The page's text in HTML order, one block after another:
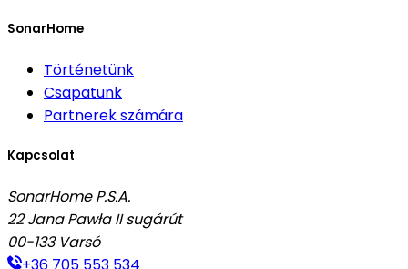
SonarHome
Történetünk
Csapatunk
Partnerek számára
Kapcsolat
SonarHome P.S.A.
22 Jana Pawła II sugárút
00-133 Varsó